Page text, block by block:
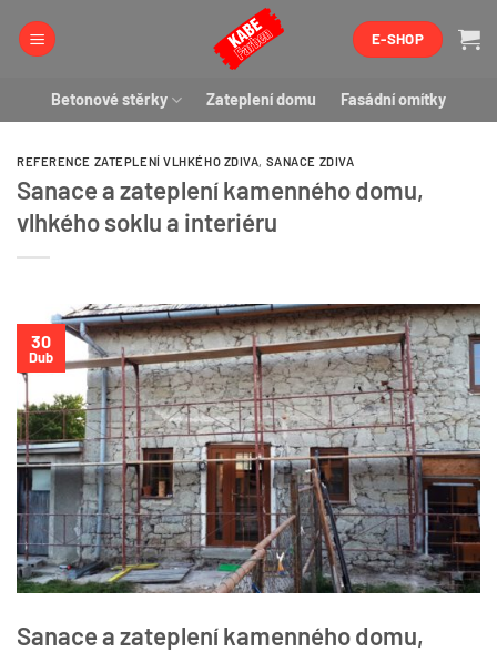
E-SHOP
Betonové stěrky Zateplení domu Fasádní omítky
REFERENCE ZATEPLENÍ VLHKÉHO ZDIVA, SANACE ZDIVA
Sanace a zateplení kamenného domu,
vlhkého soklu a interiéru
30
Dub
Sanace a zateplení kamenného domu,